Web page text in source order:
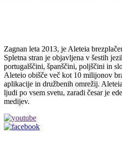
Zagnan leta 2013, je Aleteia
Spletna stran je objavljena v šestih
portugalščini, španščini, poljščini in
Aleteio obišče več kot 10 milijonov
aplikacije in družbenih omrežij.
ljudi po vsem svetu, zaradi česar je
medijev.